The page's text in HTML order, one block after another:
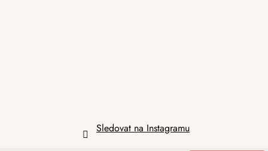
Sledovat na Instagramu